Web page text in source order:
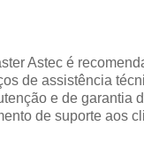
Astec é
de assistência
e de garantia
de suporte aos